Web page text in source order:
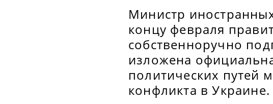
Министр
концу февраля
собственноручно
изложена
политических путей
конфликта в Украине.